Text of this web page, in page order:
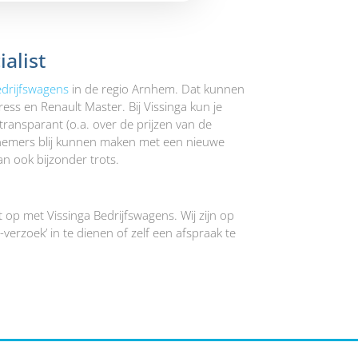
in de regio Arnhem. Dat kunnen
en Renault Master. Bij Vissinga kun je
(o.a. over de prijzen van de
blij kunnen maken met een nieuwe
ook bijzonder trots.
met Vissinga Bedrijfswagens. Wij zijn op
in te dienen of zelf een afspraak te